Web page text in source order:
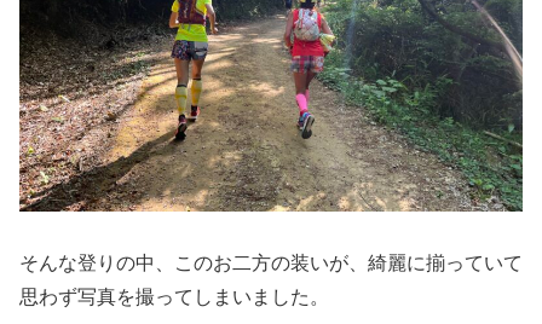
そんな登りの中、このお二方の装いが、綺麗に揃っていて
思わず写真を撮ってしまいました。